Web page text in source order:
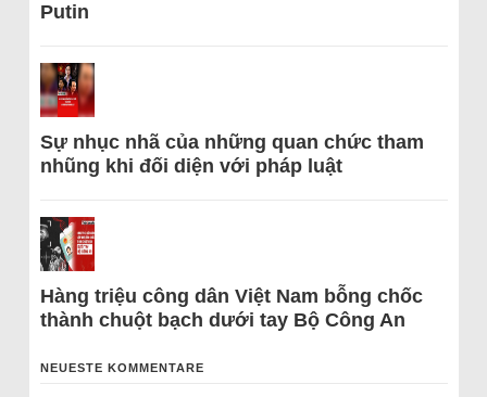
Putin
Sự nhục nhã của những quan chức tham
nhũng khi đối diện với pháp luật
Hàng triệu công dân Việt Nam bỗng chốc
thành chuột bạch dưới tay Bộ Công An
NEUESTE KOMMENTARE